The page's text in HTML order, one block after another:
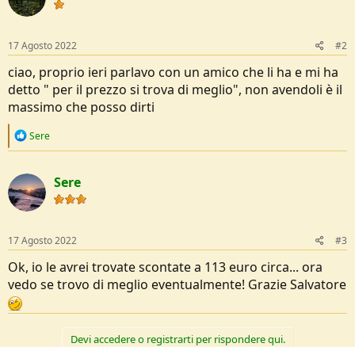
17 Agosto 2022 #2
ciao, proprio ieri parlavo con un amico che li ha e mi ha
detto " per il prezzo si trova di meglio", non avendoli è il
massimo che posso dirti
R
c
t
i
o
s
:
Sere
Sere
17 Agosto 2022 #3
Ok, io le avrei trovate scontate a 113 euro circa... ora
vedo se trovo di meglio eventualmente! Grazie Salvatore
Devi accedere o registrarti per rispondere qui.